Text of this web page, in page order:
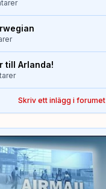
till Arlanda!
Skriv ett inlägg i forumet